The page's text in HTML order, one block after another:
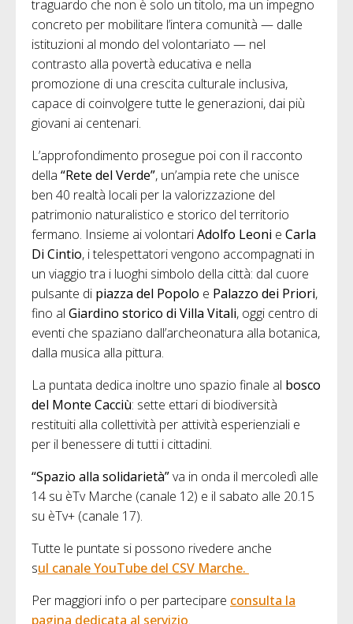
traguardo che non è solo un titolo, ma un impegno
concreto per mobilitare l’intera comunità — dalle
istituzioni al mondo del volontariato — nel
contrasto alla povertà educativa e nella
promozione di una crescita culturale inclusiva,
capace di coinvolgere tutte le generazioni, dai più
giovani ai centenari.
L’approfondimento prosegue poi con il racconto
della “Rete del Verde”, un’ampia rete che unisce
ben 40 realtà locali per la valorizzazione del
patrimonio naturalistico e storico del territorio
fermano. Insieme ai volontariAdolfo Leoni e Carla
Di Cintio, i telespettatori vengono accompagnati in
un viaggio tra i luoghi simbolo della città: dal cuore
pulsante di piazza del Popolo e Palazzo dei Priori,
fino al Giardino storico di Villa Vitali, oggi centro di
eventi che spaziano dall’archeonatura alla botanica,
dalla musica alla pittura.
La puntata dedica inoltre uno spazio finale al bosco
del Monte Cacciù: sette ettari di biodiversità
restituiti alla collettività per attività esperienziali e
per il benessere di tutti i cittadini.
“Spazio alla solidarietà”va in onda il mercoledì alle
14 su èTv Marche (canale 12) e il sabato alle 20.15
su èTv+ (canale 17).
Tutte le puntate si possono rivedere anche
sul canale YouTube del CSV Marche.
Per maggiori info o per partecipare consulta la
pagina dedicata al servizio.